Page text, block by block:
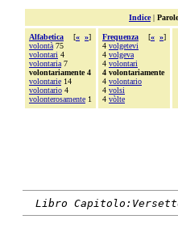
Indice| Parole
Alfabetica [« »]
volontà 75
volontari 4
volontaria 7
volontariamente 4
volontarie 14
volontario 4
volonterosamente 1
Frequenza [« »]
4 volgetevi
4 volgeva
4 volontari
4 volontariamente
4 volontario
4 volsi
4 vòlte
Libro